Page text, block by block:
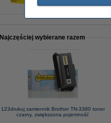
Najczęściej wybierane razem
123drukuj zamiennik Brother TN-3380 toner
czarny, zwiększona pojemność